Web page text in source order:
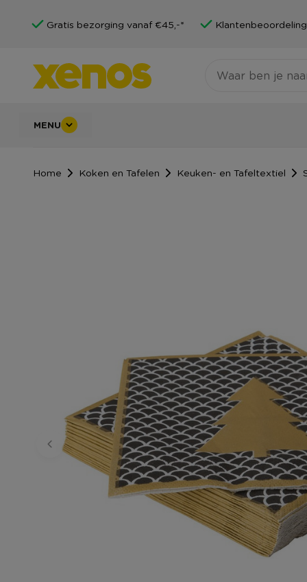
Gratis bezorging vanaf €45,-*
MENU
Home Koken en Tafelen Keuken- en Tafeltextiel